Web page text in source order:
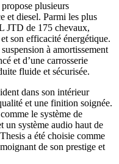
plusieurs
et diesel. Parmi les plus
JTD de 175 chevaux,
son efficacité énergétique.
à amortissement
et d’une carrosserie
fluide et sécurisée.
dans son intérieur
et une finition soignée.
le système de
un système audio haut de
a été choisie comme
de son prestige et